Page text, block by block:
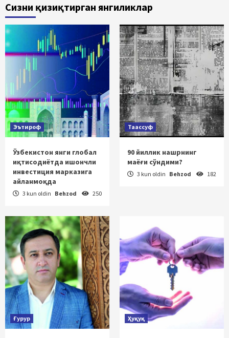
Сизни қизиқтирган янгиликлар
Эътироф
Ўзбекистон янги глобал
иқтисодиётда ишончли
инвестиция марказига
айланмоқда
3 kun oldin Behzod 250
Таассуф
90 йиллик нашрнинг
маёғи сўндими?
3 kun oldin Behzod 182
Ғурур Ҳуқуқ